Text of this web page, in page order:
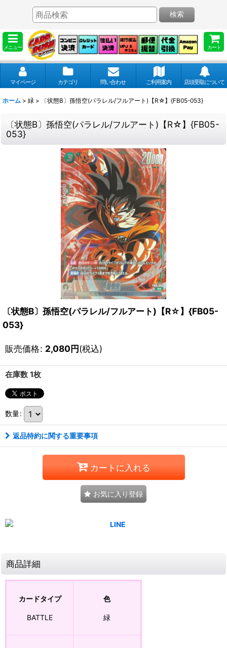
メニュー カート
検索
マイページ カテゴリ 問い合わせ ご利用案内 店頭受取について
ホーム > 緑 > 〔状態B〕孫悟空(パラレル/フルアート)【R☆】{FB05-053}
〔状態B〕孫悟空(パラレル/フルアート)【R☆】{FB05-
053}
〔状態B〕孫悟空(パラレル/フルアート)【R☆】{FB05-
053}
販売価格: 2,080円(税込)
在庫数 1枚
数量:
返品特約に関する重要事項
カートに入れる
お気に入り登録
商品詳細
カードタイプ
BATTLE
色
緑